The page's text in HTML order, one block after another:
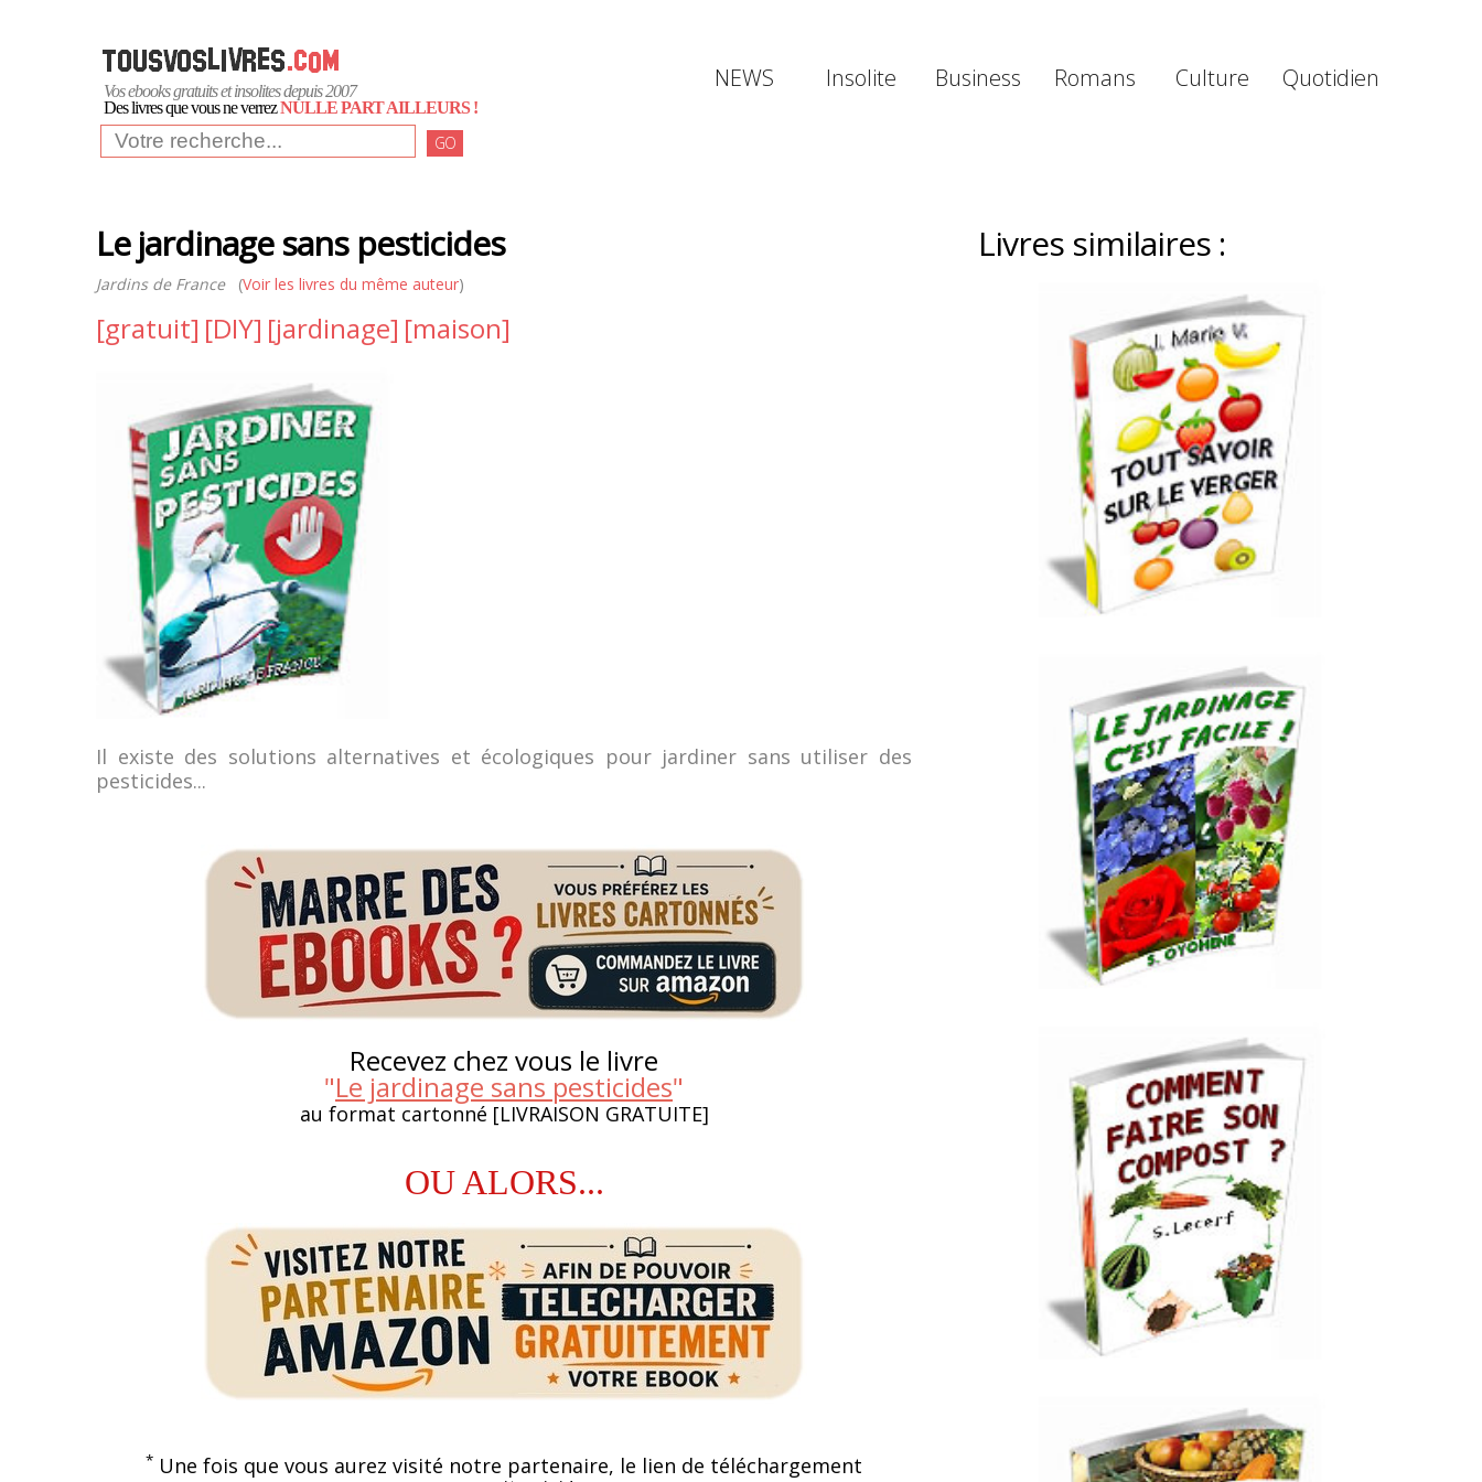
Vos ebooks gratuits et insolites depuis 2007
Des livres que vous ne verrezNULLE PART AILLEURS !
GO
NEWS Insolite Business Romans Culture Quotidien
Le jardinage sans pesticides
Jardins de France(Voir les livres du même auteur)
[gratuit] [DIY] [jardinage] [maison]
Il existe des solutions alternatives et écologiques pour jardiner sans utiliser des
pesticides...
Recevez chez vous le livre
"Le jardinage sans pesticides"
au format cartonné [LIVRAISON GRATUITE]
OU ALORS...
* Une fois que vous aurez visité notre partenaire, le lien de téléchargement
Livres similaires :